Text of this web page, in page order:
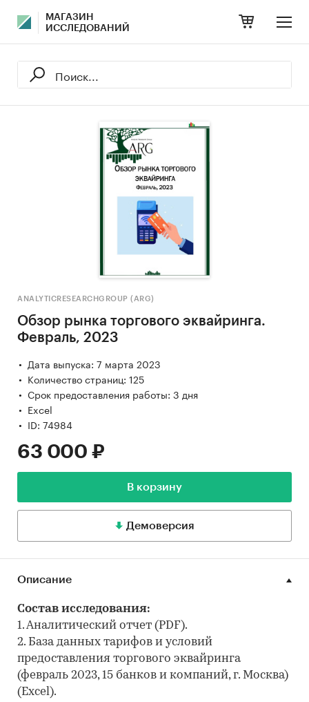
МАГАЗИН
ИССЛЕДОВАНИЙ
ANALYTICRESEARCHGROUP (ARG)
Обзор рынка торгового эквайринга.
Февраль, 2023
Дата выпуска: 7 марта 2023
Количество страниц: 125
Срок предоставления работы: 3 дня
Excel
ID: 74984
63 000 ₽
В корзину
Демоверсия
Описание
Состав исследования:
1. Аналитический отчет (PDF).
2. База данных тарифов и условий
предоставления торгового эквайринга
(февраль 2023, 15 банков и компаний, г. Москва)
(Excel).